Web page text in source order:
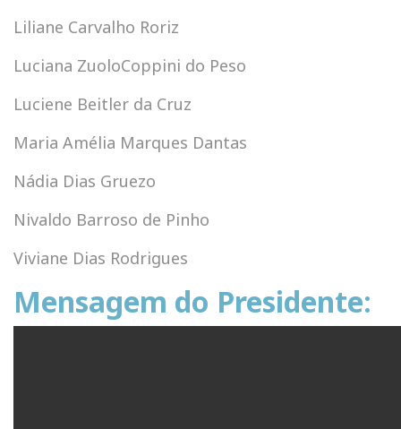
Liliane Carvalho Roriz
Luciana ZuoloCoppini do Peso
Luciene Beitler da Cruz
Maria Amélia Marques Dantas
Nádia Dias Gruezo
Nivaldo Barroso de Pinho
Viviane Dias Rodrigues
Mensagem do Presidente: